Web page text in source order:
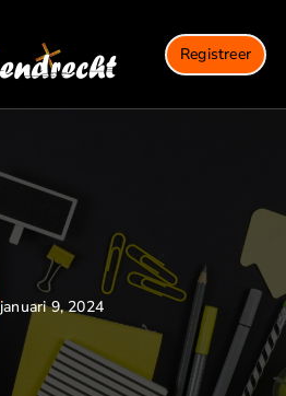
Registreer
januari 9, 2024